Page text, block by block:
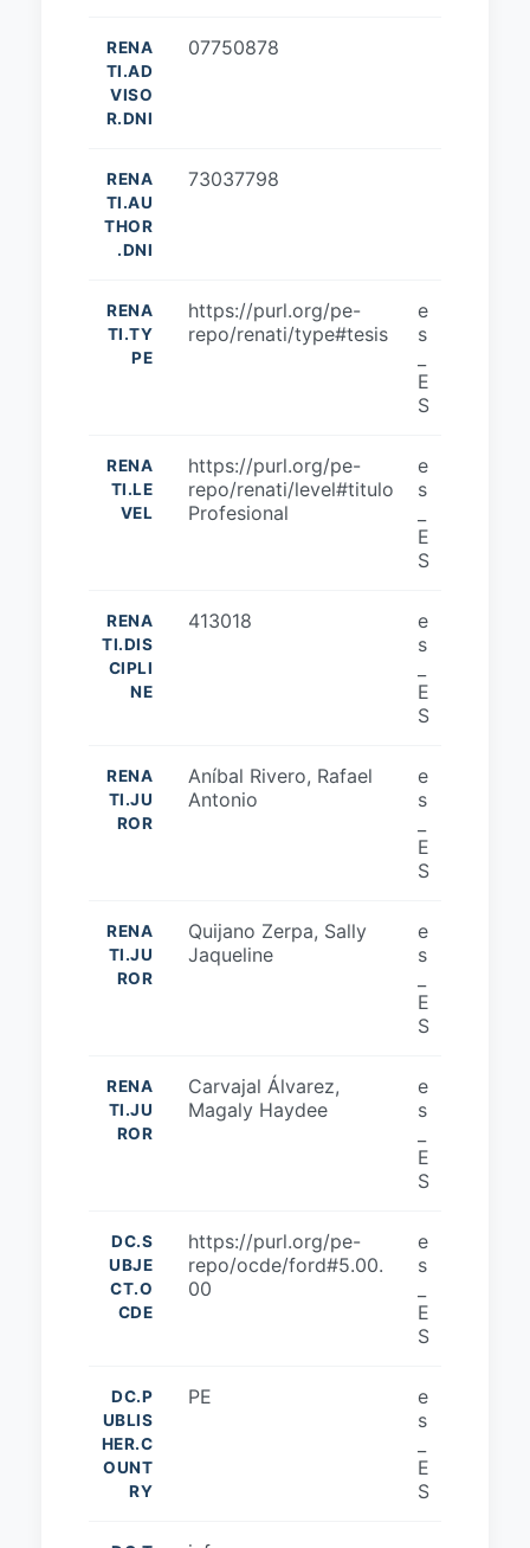
RENA
TI.AD
VISO
R.DNI
07750878
RENA
TI.AU
THOR
.DNI
73037798
RENA
TI.TY
PE
https://purl.org/pe-
repo/renati/type#tesis
e
s
E
S
RENA
TI.LE
VEL
https://purl.org/pe-
repo/renati/level#titulo
Profesional
e
s
E
S
RENA
TI.DIS
CIPLI
NE
413018
e
s
E
S
RENA
TI.JU
ROR
Aníbal Rivero, Rafael
Antonio
e
s
E
S
RENA
TI.JU
ROR
Quijano Zerpa, Sally
Jaqueline
e
s
E
S
RENA
TI.JU
ROR
Carvajal Álvarez,
Magaly Haydee
e
s
E
S
DC.S
UBJE
CT.O
CDE
https://purl.org/pe-
repo/ocde/ford#5.00.
00
e
s
E
S
DC.P
UBLIS
HER.C
OUNT
RY
PE
e
s
E
S